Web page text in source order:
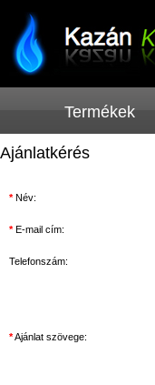
Termékek
Ajánlatkérés
*Név:
*E-mail cím:
Telefonszám:
*Ajánlat szövege: